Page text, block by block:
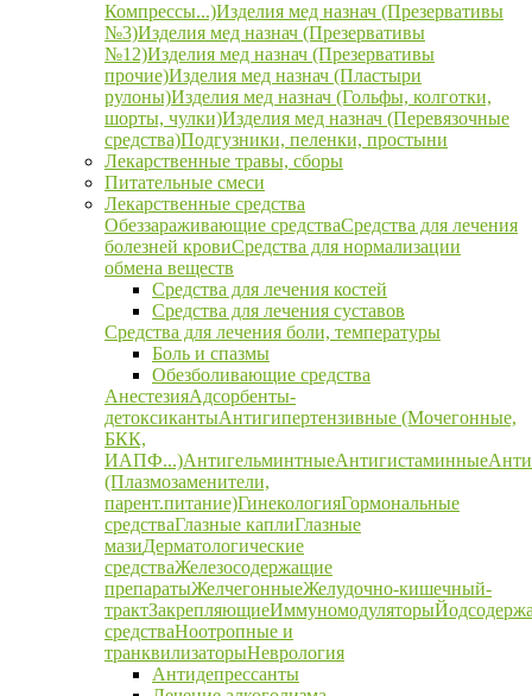
Компрессы...)Изделия мед назнач (Презервативы
№3)Изделия мед назнач (Презервативы
№12)Изделия мед назнач (Презервативы
прочие)Изделия мед назнач (Пластыри
рулоны)Изделия мед назнач (Гольфы, колготки,
шорты, чулки)Изделия мед назнач (Перевязочные
средства)Подгузники, пеленки, простыни
Лекарственные травы, сборы
Питательные смеси
Лекарственные средства
Обеззараживающие средстваСредства для лечения
болезней кровиСредства для нормализации
обмена веществ
Средства для лечения костей
Средства для лечения суставов
Средства для лечения боли, температуры
Боль и спазмы
Обезболивающие средства
АнестезияАдсорбенты-
детоксикантыАнтигипертензивные (Мочегонные,
БКК,
ИАПФ...)АнтигельминтныеАнтигистаминные
(Плазмозаменители,
парент.питание)ГинекологияГормональные
средстваГлазные каплиГлазные
мазиДерматологические
средстваЖелезосодержащие
препаратыЖелчегонныеЖелудочно-кишечный-
трактЗакрепляющиеИммуномодуляторы
средстваНоотропные и
транквилизаторыНеврология
Антидепрессанты